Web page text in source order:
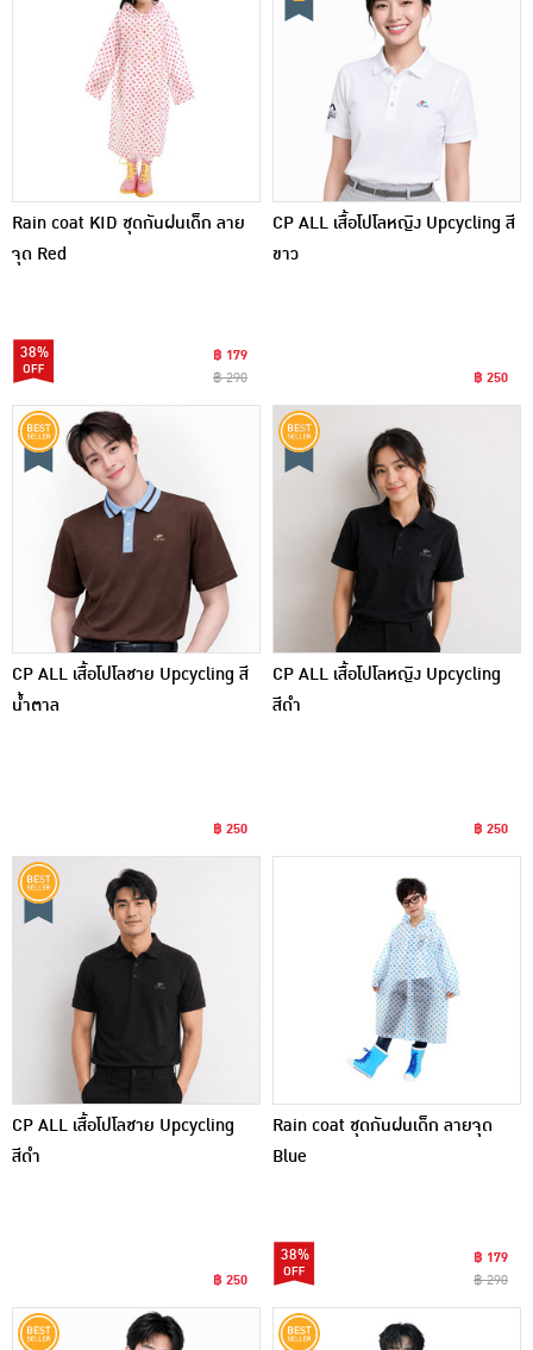
Rain coat KID ชุดกันฝนเด็ก ลาย
จุด Red
38%
฿ 179
฿ 290
CP ALL เสื้อโปโลหญิง Upcycling สี
ขาว
฿ 250
CP ALL เสื้อโปโลชาย Upcycling สี
น้ำตาล
฿ 250
CP ALL เสื้อโปโลหญิง Upcycling
สีดำ
฿ 250
CP ALL เสื้อโปโลชาย Upcycling
สีดำ
฿ 250
Rain coat ชุดกันฝนเด็ก ลายจุด
Blue
38%
฿ 179
฿ 290